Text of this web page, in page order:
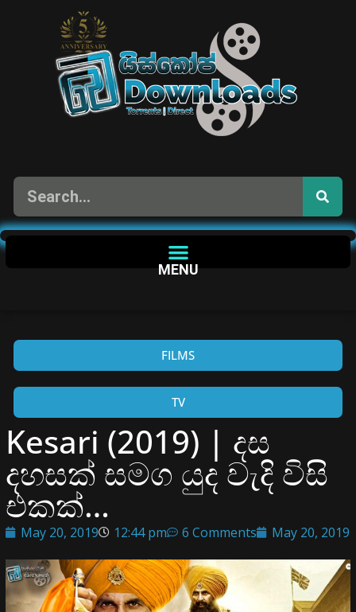
MENU
FILMS
TV
Kesari (2019) | දස
දහසක් සමග යුද වැදි විසි
එකක්…
May 20, 2019 12:44 pm 6 Comments May 20, 2019